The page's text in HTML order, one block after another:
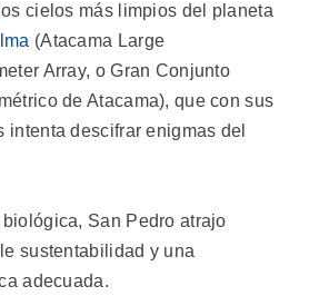
cielos más limpios del planeta
(Atacama Large
Array, o Gran Conjunto
de Atacama), que con sus
intenta descifrar enigmas del
San Pedro atrajo
sustentabilidad y una
adecuada.